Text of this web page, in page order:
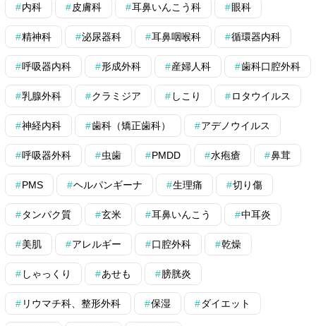
内科 皮膚科 耳鼻いんこう科 眼科
精神科 泌尿器科 耳鼻咽喉科 循環器内科
呼吸器内科 形成外科 産婦人科 歯科口腔外科
乳腺外科 クラミジア しこり ロタウイルス
神経内科 歯科（矯正歯科） アデノウイルス
呼吸器外科 虫歯 PMDD 水疱瘡 鼻茸
PMS ヘルパンギーナ 生理痛 切り傷
タンパク質 玄米 耳鼻いんこう 中耳炎
美肌 アレルギー 口腔外科 乾燥
しゃっくり あせも 膀胱炎
リウマチ科、整形外科 保湿 ダイエット